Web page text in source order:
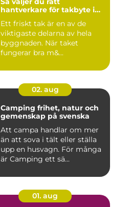
hantverkare för takbyte i
Ett friskt tak är en av de
viktigaste delarna av hela
byggnaden. När taket
fungerar bra m&...
02. aug
Camping frihet, natur och
gemenskap på svenska
Att campa handlar om mer
än att sova i tält eller ställa
upp en husvagn. För många
är Camping ett sä...
01. aug